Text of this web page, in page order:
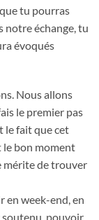
tu pourras
notre échange, tu
évoqués
Nous allons
le premier pas
le fait que cet
le bon moment
mérite de trouver
en week-end, en
soutenu, pouvoir